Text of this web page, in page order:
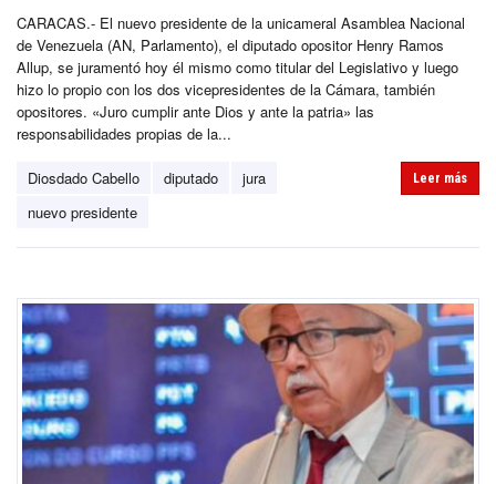
CARACAS.- El nuevo presidente de la unicameral Asamblea Nacional
de Venezuela (AN, Parlamento), el diputado opositor Henry Ramos
Allup, se juramentó hoy él mismo como titular del Legislativo y luego
hizo lo propio con los dos vicepresidentes de la Cámara, también
opositores. «Juro cumplir ante Dios y ante la patria» las
responsabilidades propias de la...
Diosdado Cabello diputado
jura
nuevo presidente
Leer más